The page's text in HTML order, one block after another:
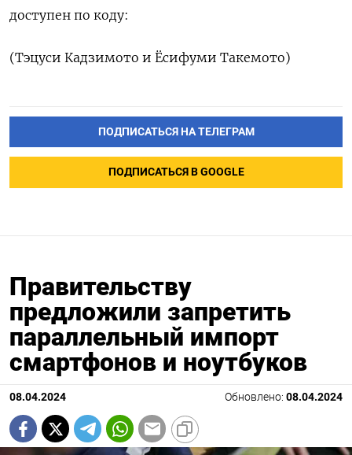
доступен по коду:
(Тэцуси Кадзимото и Ёсифуми Такемото)
ПОДПИСАТЬСЯ НА ТЕЛЕГРАМ
ПОДПИСАТЬСЯ В GOOGLE
Правительству
предложили запретить
параллельный импорт
смартфонов и ноутбуков
08.04.2024 Обновлено: 08.04.2024